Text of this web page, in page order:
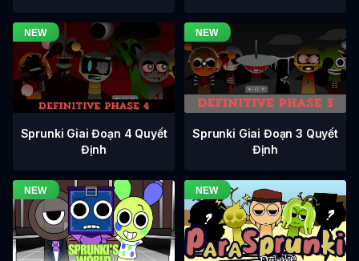
Sprunki Giai Đoạn 4 Quyết
Định
Sprunki Giai Đoạn 3 Quyết
Định